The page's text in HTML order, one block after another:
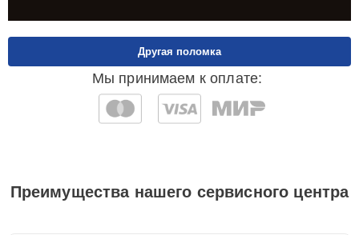
Мы принимаем к оплате:
Другая поломка
Преимущества нашего сервисного центра